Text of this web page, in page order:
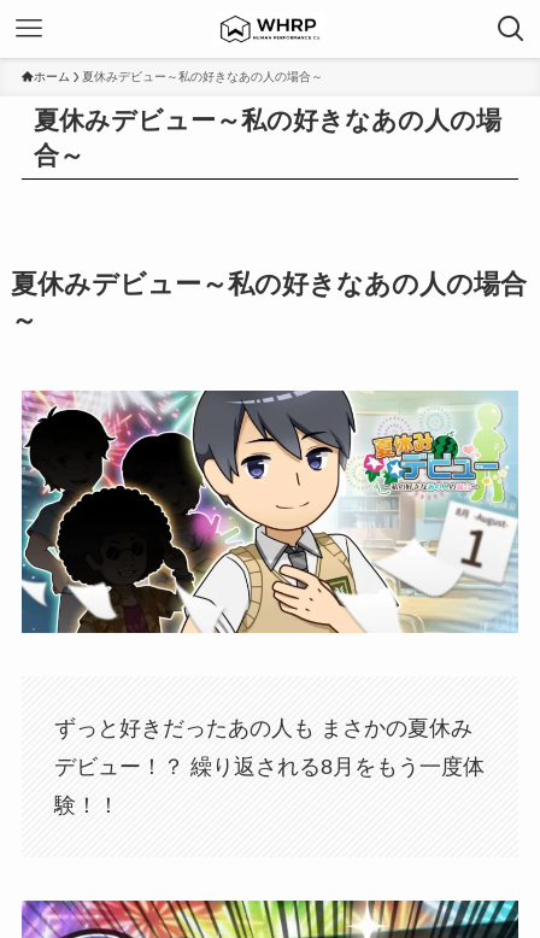
ホーム 夏休みデビュー～私の好きなあの人の場合～
夏休みデビュー～私の好きなあの人の場
合～
夏休みデビュー～私の好きなあの人の場合
～
ずっと好きだったあの人も まさかの夏休み
デビュー！？ 繰り返される8月をもう一度体
験！！